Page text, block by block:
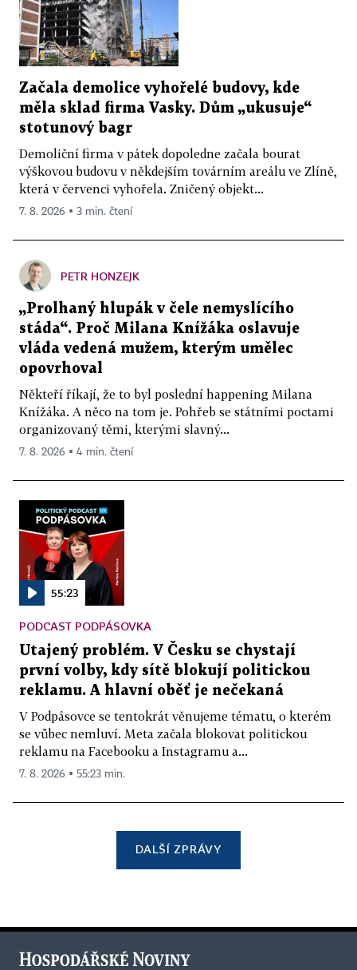
Začala demolice vyhořelé budovy, kde
měla sklad firma Vasky. Dům „ukusuje“
stotunový bagr
Demoliční firma v pátek dopoledne začala bourat
výškovou budovu v někdejším továrním areálu ve Zlíně,
která v červenci vyhořela. Zničený objekt...
7. 8. 2026 ▪ 3 min. čtení
PETR HONZEJK
„Prolhaný hlupák v čele nemyslícího
stáda“. Proč Milana Knížáka oslavuje
vláda vedená mužem, kterým umělec
opovrhoval
Někteří říkají, že to byl poslední happening Milana
Knížáka. A něco na tom je. Pohřeb se státními poctami
organizovaný těmi, kterými slavný...
7. 8. 2026 ▪ 4 min. čtení
55:23
PODCAST PODPÁSOVKA
Utajený problém. V Česku se chystají
první volby, kdy sítě blokují politickou
reklamu. A hlavní oběť je nečekaná
V Podpásovce se tentokrát věnujeme tématu, o kterém
se vůbec nemluví. Meta začala blokovat politickou
reklamu na Facebooku a Instagramu a...
7. 8. 2026 ▪ 55:23 min.
DALŠÍ ZPRÁVY